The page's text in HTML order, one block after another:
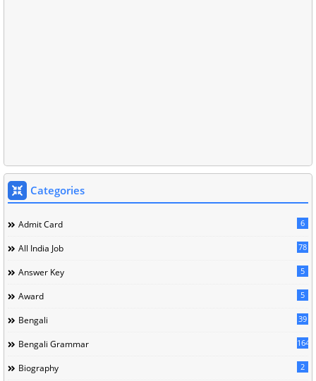
Categories
Admit Card 6
All India Job 78
Answer Key 5
Award 5
Bengali 39
Bengali Grammar 164
Biography 2